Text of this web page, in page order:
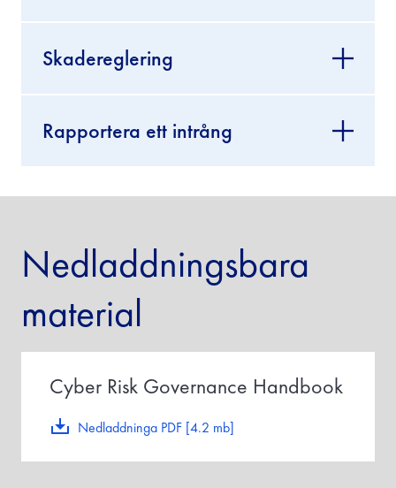
Skadereglering
Rapportera ett intrång
Nedladdningsbara
material
Nedladdninga PDF [4.2 mb]
Cyber Risk Governance Handbook